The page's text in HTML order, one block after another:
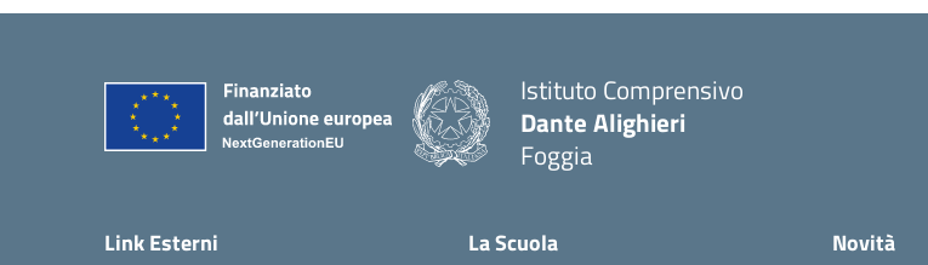
Istituto Comprensivo
Dante Alighieri
Foggia
Link Esterni La Scuola Novità